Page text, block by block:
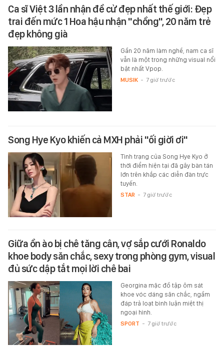
Ca sĩ Việt 3 lần nhận đề cử đẹp nhất thế giới: Đẹp
trai đến mức 1 Hoa hậu nhận "chồng", 20 năm trẻ
đẹp không già
Gần 20 năm làm nghề, nam ca sĩ
vẫn là một trong những visual nổi
bật nhất Vpop.
MUSIK - 7 giờ trước
Song Hye Kyo khiến cả MXH phải "ối giời ơi"
Tình trạng của Song Hye Kyo ở
thời điểm hiện tại đã gây bàn tán
lớn trên khắp các diễn đàn trực
tuyến.
STAR - 7 giờ trước
Giữa ồn ào bị chê tăng cân, vợ sắp cưới Ronaldo
khoe body săn chắc, sexy trong phòng gym, visual
đủ sức dập tắt mọi lời chê bai
Georgina mặc đồ tập ôm sát
khoe vóc dáng săn chắc, ngầm
đáp trả loạt bình luận miệt thị
ngoại hình.
SPORT - 7 giờ trước